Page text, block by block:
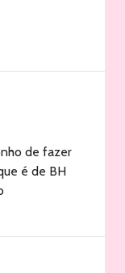
de fazer
é de BH